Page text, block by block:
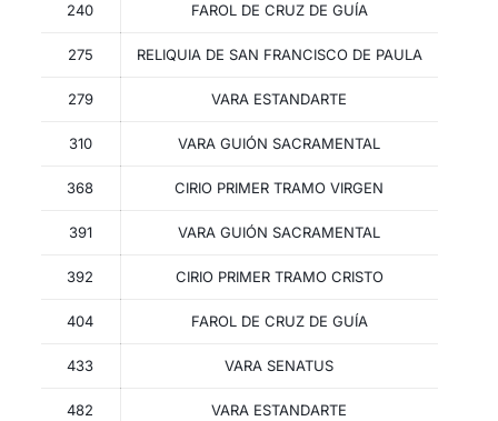
240 FAROL DE CRUZ DE GUÍA
275 RELIQUIA DE SAN FRANCISCO DE PAULA
279 VARA ESTANDARTE
310 VARA GUIÓN SACRAMENTAL
368 CIRIO PRIMER TRAMO VIRGEN
391 VARA GUIÓN SACRAMENTAL
392 CIRIO PRIMER TRAMO CRISTO
404 FAROL DE CRUZ DE GUÍA
433 VARA SENATUS
482 VARA ESTANDARTE